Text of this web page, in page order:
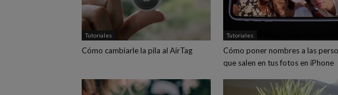
Tutoriales
Cómo cambiarle la pila al AirTag
Tutoriales
Cómo poner nombres a las
que salen en tus fotos en iPhone